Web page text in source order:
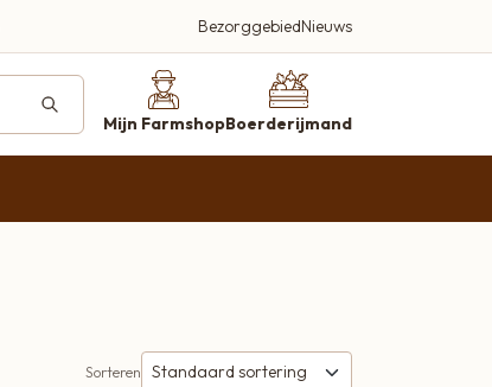
BezorggebiedNieuws
Mijn FarmshopBoerderijmand
Een plek waar kwaliteit, smaak en
Sorteren